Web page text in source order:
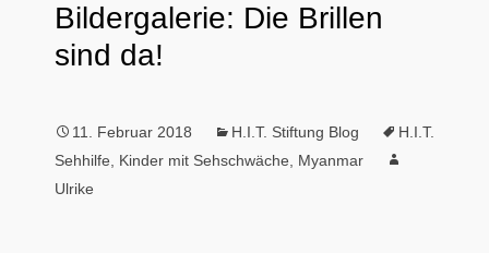
Bildergalerie: Die Brillen
sind da!
11. Februar 2018 H.I.T. Stiftung Blog
H.I.T.
Sehhilfe
Kinder mit Sehschwäche
Myanmar
Ulrike